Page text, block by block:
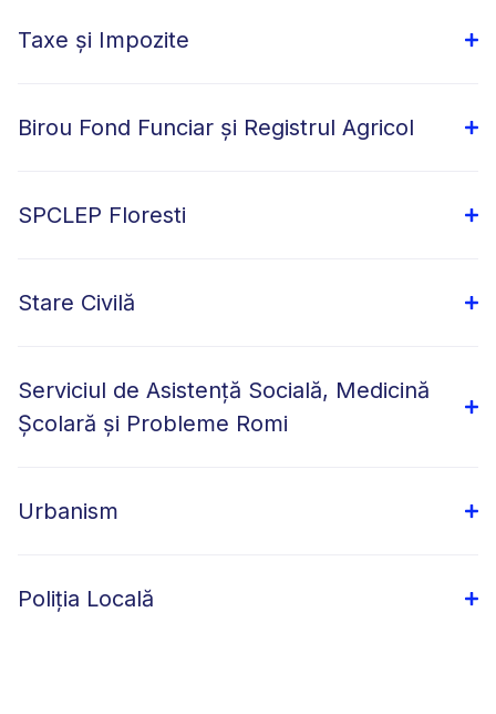
Taxe și Impozite
Birou Fond Funciar și Registrul Agricol
SPCLEP Floresti
Stare Civilă
Serviciul de Asistență Socială, Medicină
Școlară și Probleme Romi
Urbanism
Poliția Locală